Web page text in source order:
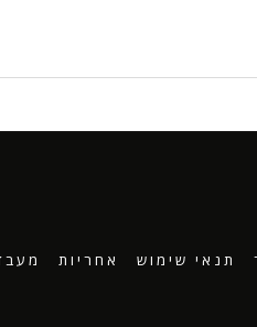
תנאי שימוש אחריות